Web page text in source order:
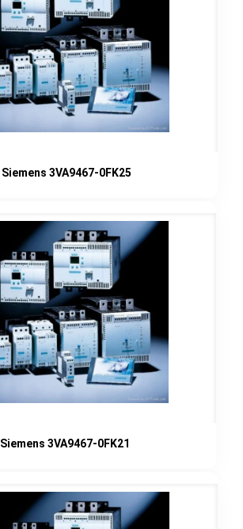
Siemens 3VA9467-0FK25
Siemens 3VA9467-0FK21